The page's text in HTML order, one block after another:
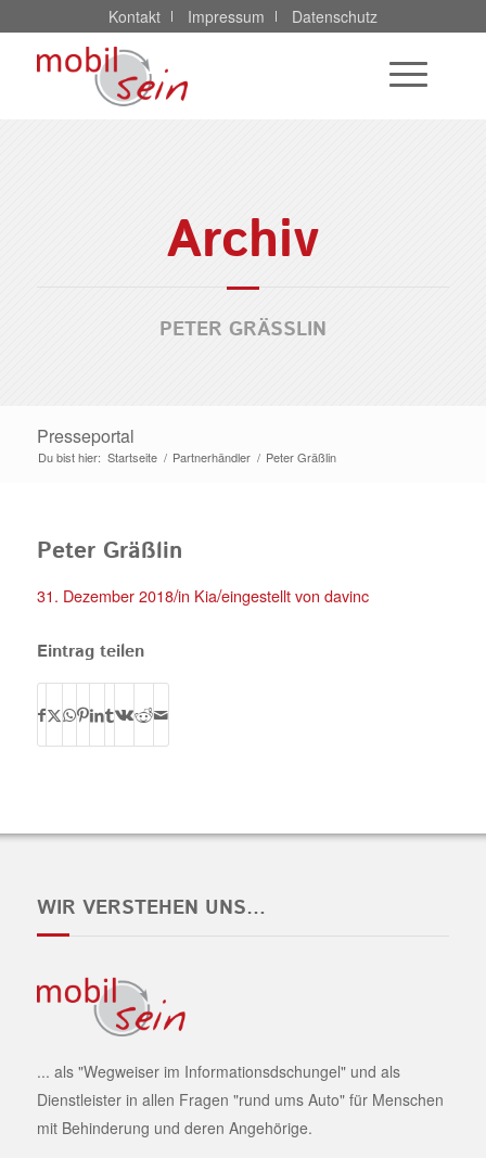
Kontakt Impressum Datenschutz
Archiv
PETER GRÄSSLIN
Presseportal
Du bist hier: Startseite / Partnerhändler / Peter Gräßlin
Peter Gräßlin
31. Dezember 2018/in Kia/eingestellt von davinc
Eintrag teilen
WIR VERSTEHEN UNS…
... als "Wegweiser im Informationsdschungel" und als
Dienstleister in allen Fragen "rund ums Auto" für Menschen
mit Behinderung und deren Angehörige.